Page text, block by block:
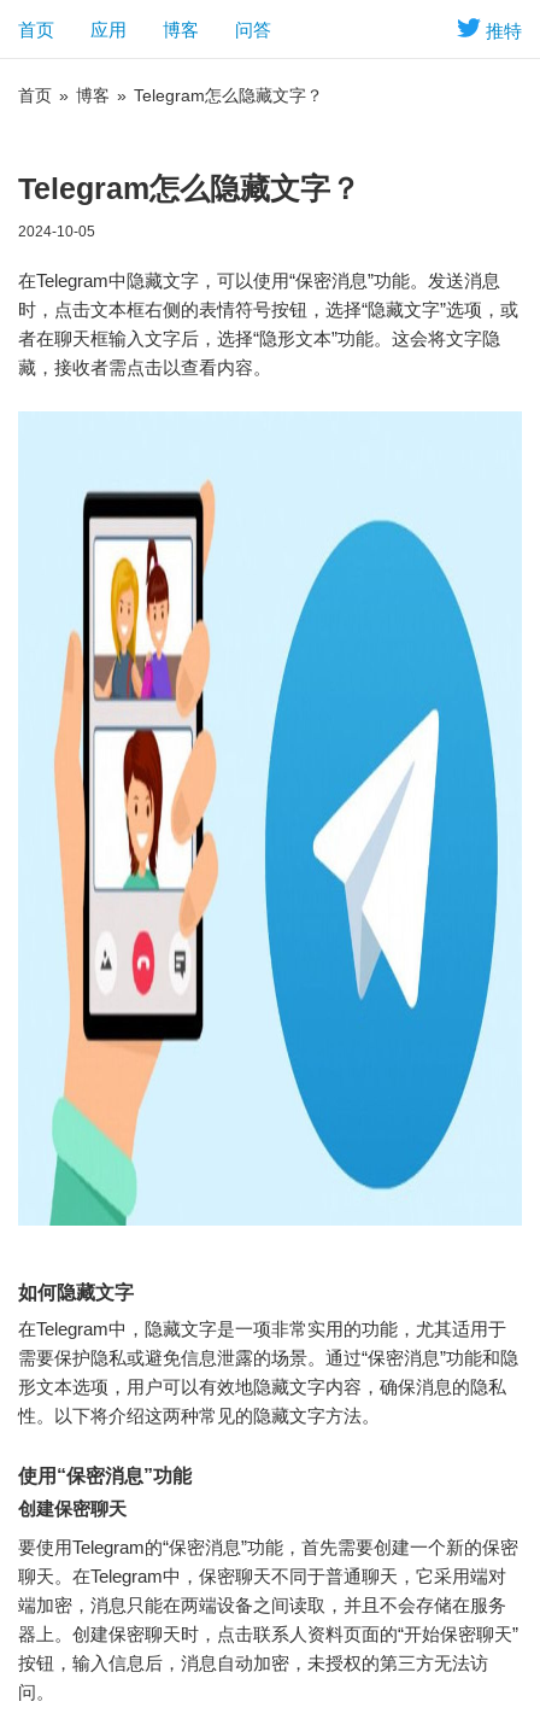
推特
首页 应用 博客 问答
首页 » 博客 » Telegram怎么隐藏文字？
Telegram怎么隐藏文字？
2024-10-05
在Telegram中隐藏文字，可以使用“保密消息”功能。发送消息
时，点击文本框右侧的表情符号按钮，选择“隐藏文字”选项，或
者在聊天框输入文字后，选择“隐形文本”功能。这会将文字隐
藏，接收者需点击以查看内容。
如何隐藏文字
在Telegram中，隐藏文字是一项非常实用的功能，尤其适用于
需要保护隐私或避免信息泄露的场景。通过“保密消息”功能和隐
形文本选项，用户可以有效地隐藏文字内容，确保消息的隐私
性。以下将介绍这两种常见的隐藏文字方法。
使用“保密消息”功能
创建保密聊天
要使用Telegram的“保密消息”功能，首先需要创建一个新的保密
聊天。在Telegram中，保密聊天不同于普通聊天，它采用端对
端加密，消息只能在两端设备之间读取，并且不会存储在服务
器上。创建保密聊天时，点击联系人资料页面的“开始保密聊天”
按钮，输入信息后，消息自动加密，未授权的第三方无法访
问。